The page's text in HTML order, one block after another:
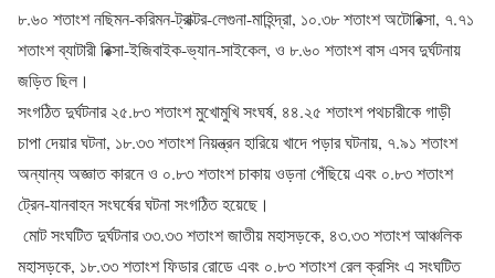
৮.৬০ শতাংশ নছিমন-করিমন-ট্রাক্টর-লেগুনা-মাহিন্দ্রা, ১০.৩৮ শতাংশ অটোরিক্সা, ৭.৭১
শতাংশ ব্যাটারী রিক্সা-ইজিবাইক-ভ্যান-সাইকেল, ও ৮.৬০ শতাংশ বাস এসব দুর্ঘটনায়
জড়িত ছিল।
সংগঠিত দুর্ঘটনার ২৫.৮৩ শতাংশ মুখোমুখি সংঘর্ষ, ৪৪.২৫ শতাংশ পথচারীকে গাড়ী
চাপা দেয়ার ঘটনা, ১৮.৩৩ শতাংশ নিয়ন্ত্রন হারিয়ে খাদে পড়ার ঘটনায়, ৭.৯১ শতাংশ
অন্যান্য অজ্ঞাত কারনে ও ০.৮৩ শতাংশ চাকায় ওড়না পেঁছিয়ে এবং ০.৮৩ শতাংশ
ট্রেন-যানবাহন সংঘর্ষের ঘটনা সংগঠিত হয়েছে।
মোট সংঘটিত দুর্ঘটনার ৩৩.৩৩ শতাংশ জাতীয় মহাসড়কে, ৪৩.৩৩ শতাংশ আঞ্চলিক
মহাসড়কে, ১৮.৩৩ শতাংশ ফিডার রোডে এবং ০.৮৩ শতাংশ রেল ক্রসিং এ সংঘটিত